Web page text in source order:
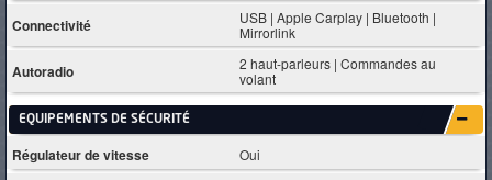
Connectivité
USB | Apple Carplay | Bluetooth |
Mirrorlink
Autoradio
2 haut-parleurs | Commandes au
volant
EQUIPEMENTS DE SÉCURITÉ
Régulateur de vitesse Oui